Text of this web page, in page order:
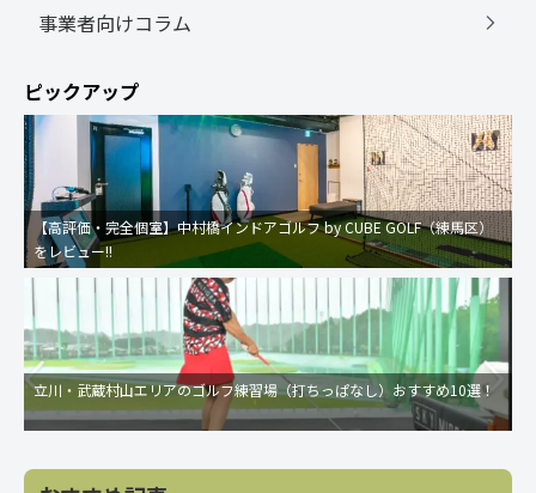
事業者向けコラム
ピックアップ
【高評価・完全個室】中村橋インドアゴルフ by CUBE GOLF（練馬区）
をレビュー!!
立川・武蔵村山エリアのゴルフ練習場（打ちっぱなし）おすすめ10選！